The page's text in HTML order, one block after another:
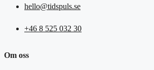
hello@tidspuls.se
+46 8 525 032 30
Om oss